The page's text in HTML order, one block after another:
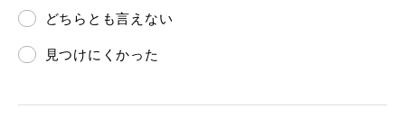
敬老福祉乗車券
どちらとも言えない
見つけにくかった